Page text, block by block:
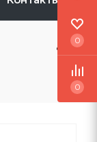
0
0